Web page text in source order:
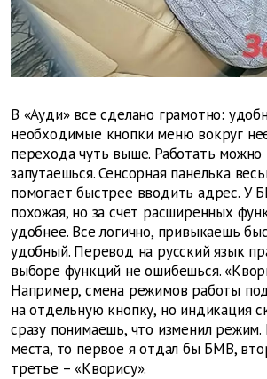
В «Ауди» все сделано грамотно:
необходимые кнопки меню вокруг
перехода чуть выше. Работать можно
запутаешься. Сенсорная панелька
помогает быстрее вводить адрес. У
похожая, но за счет расширенных
удобнее. Все логично, привыкаешь
удобный. Перевод на русский язык
выборе функций не ошибешься.
Например, смена режимов работы
на отдельную кнопку, но индикация
сразу понимаешь, что изменил режим.
места, то первое я отдал бы БМВ,
третье – «Кворису».